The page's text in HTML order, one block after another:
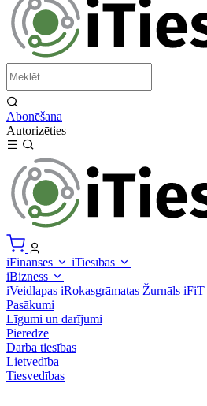
Abonēšana
Autorizēties
iFinanses
iTiesības
iBizness
iVeidlapas iRokasgrāmatas Žurnāls iFiT
Pasākumi
Līgumi un darījumi
Pieredze
Darba tiesības
Lietvedība
Tiesvedības